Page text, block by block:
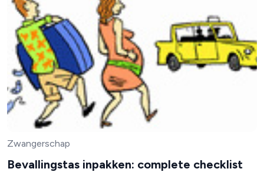
Zwangerschap
Bevallingstas inpakken: complete checklist